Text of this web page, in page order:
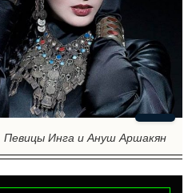
Певицы Инга и Ануш Аршакян